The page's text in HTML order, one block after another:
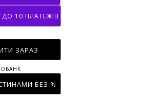
10 ПЛАТЕЖІВ
ЗАРАЗ
БЕЗ %